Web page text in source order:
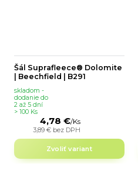
Šál Suprafleece® Dolomite
| Beechfield | B291
4,78 €/Ks
3,89 € bez DPH
skladom -
dodanie do
2 až 5 dní
> 100 Ks
Zvoliť variant